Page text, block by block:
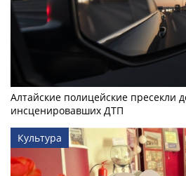
Алтайские полицейские пресекли
инсценировавших ДТП
Культура